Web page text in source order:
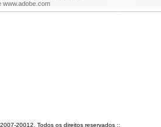
www.adobe.com
20012. Todos os direitos reservados ::